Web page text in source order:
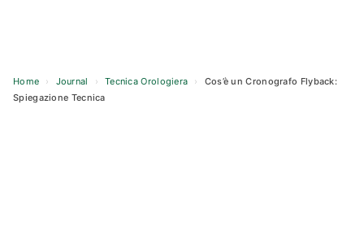
Home › Journal › Tecnica Orologiera ›
Cos’è un Cronografo Flyback:
Spiegazione Tecnica